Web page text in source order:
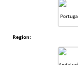
Region: